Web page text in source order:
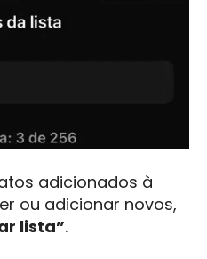
adicionados à
ou adicionar novos,
lista”.